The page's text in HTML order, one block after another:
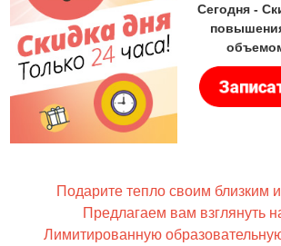
Сегодня -
Подарите тепло своим близким
Предлагаем вам взглянуть
Лимитированную